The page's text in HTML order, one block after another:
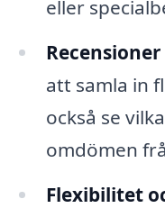
eller
att samla in
också se
omdömen
Flexibilitet